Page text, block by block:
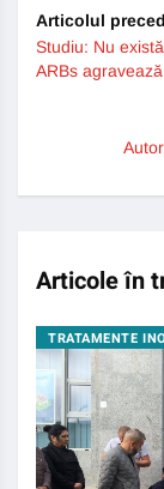
Articolul
Studiu: Nu
ARBs
Articole în
TRATAMENTE